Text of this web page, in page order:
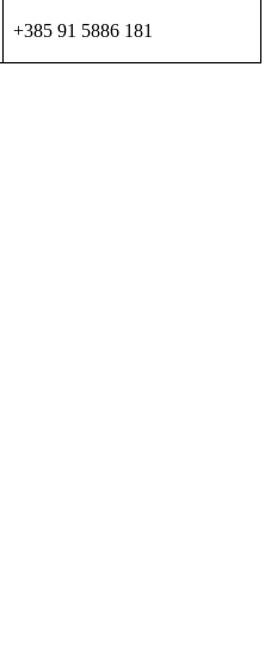
+385 91 5886 181